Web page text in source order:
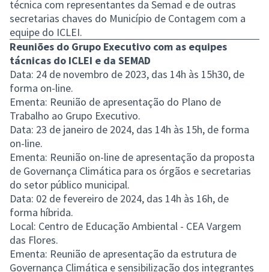
técnica com representantes da Semad e de outras
secretarias chaves do Município de Contagem com a
equipe do ICLEI.
Reuniões do Grupo Executivo com as equipes
tácnicas do ICLEI e da SEMAD
Data: 24 de novembro de 2023, das 14h às 15h30, de
forma on-line.
Ementa: Reunião de apresentação do Plano de
Trabalho ao Grupo Executivo.
Data: 23 de janeiro de 2024, das 14h às 15h, de forma
on-line.
Ementa: Reunião on-line de apresentação da proposta
de Governança Climática para os órgãos e secretarias
do setor público municipal.
Data: 02 de fevereiro de 2024, das 14h às 16h, de
forma híbrida.
Local: Centro de Educação Ambiental - CEA Vargem
das Flores.
Ementa: Reunião de apresentação da estrutura de
Governança Climática e sensibilização dos integrantes